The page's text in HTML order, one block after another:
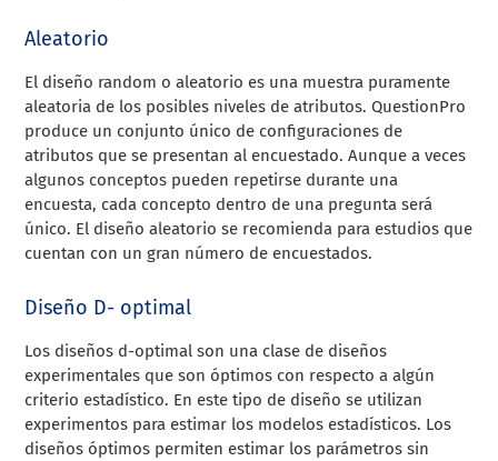
Aleatorio
El diseño random o aleatorio es una muestra puramente
aleatoria de los posibles niveles de atributos. QuestionPro
produce un conjunto único de configuraciones de
atributos que se presentan al encuestado. Aunque a veces
algunos conceptos pueden repetirse durante una
encuesta, cada concepto dentro de una pregunta será
único. El diseño aleatorio se recomienda para estudios que
cuentan con un gran número de encuestados.
Diseño D- optimal
Los diseños d-optimal son una clase de diseños
experimentales que son óptimos con respecto a algún
criterio estadístico. En este tipo de diseño se utilizan
experimentos para estimar los modelos estadísticos. Los
diseños óptimos permiten estimar los parámetros sin